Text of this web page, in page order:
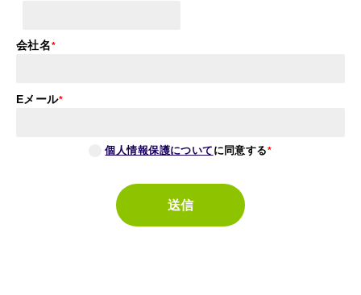
会社名
Eメール
個人情報保護について に同意する